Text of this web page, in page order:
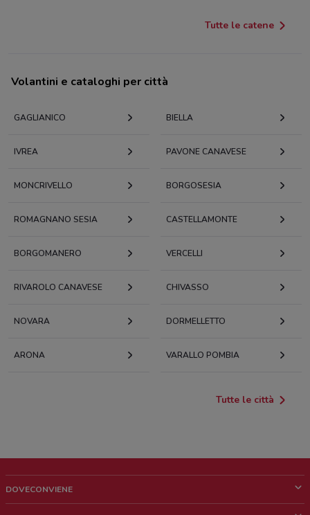
Tutte le catene
Volantini e cataloghi per città
GAGLIANICO BIELLA
IVREA PAVONE CANAVESE
MONCRIVELLO BORGOSESIA
ROMAGNANO SESIA CASTELLAMONTE
BORGOMANERO VERCELLI
RIVAROLO CANAVESE CHIVASSO
NOVARA DORMELLETTO
ARONA VARALLO POMBIA
Tutte le città
DOVECONVIENE